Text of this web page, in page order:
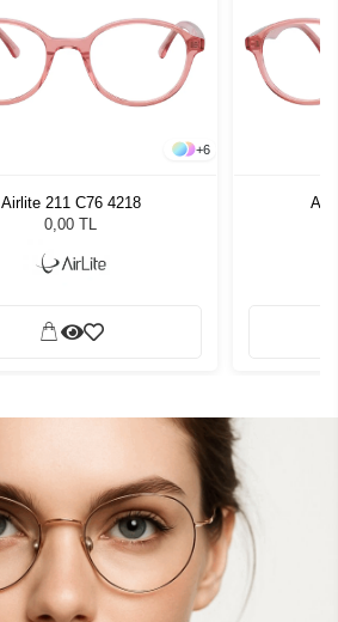
+6
Airlite 211 C76 4218
0,00 TL